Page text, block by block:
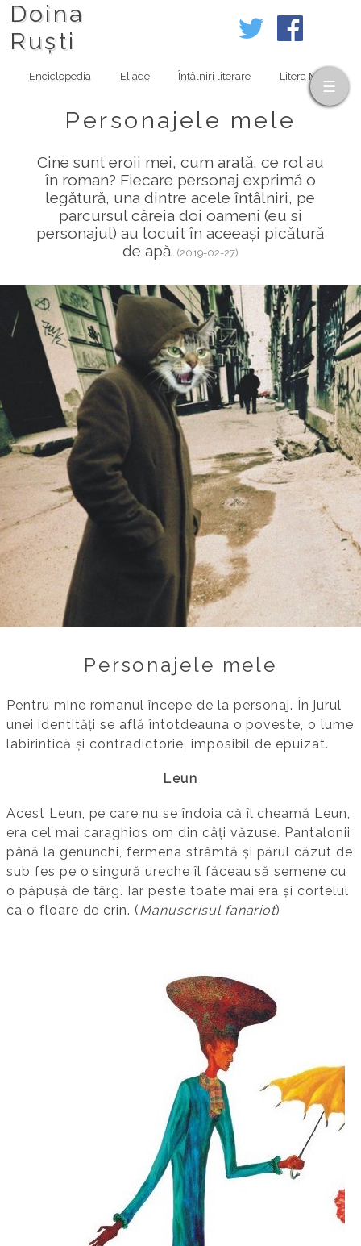
Doina
Ruști
Enciclopedia Eliade Întâlniri literare Litera MOV
Personajele mele
Cine sunt eroii mei, cum arată, ce rol au
în roman? Fiecare personaj exprimă o
legătură, una dintre acele întâlniri, pe
parcursul căreia doi oameni (eu si
personajul) au locuit în aceeași picătură
de apă. (2019-02-27)
Personajele mele
Pentru mine romanul începe de la personaj. În jurul
unei identități se află întotdeauna o poveste, o lume
labirintică și contradictorie, imposibil de epuizat.
Leun
Acest Leun, pe care nu se îndoia că îl cheamă Leun,
era cel mai caraghios om din câți văzuse. Pantalonii
până la genunchi, fermena strâmtă și părul căzut de
sub fes pe o singură ureche îl făceau să semene cu
o păpușă de târg. Iar peste toate mai era și cortelul
ca o floare de crin. (Manuscrisul fanariot)